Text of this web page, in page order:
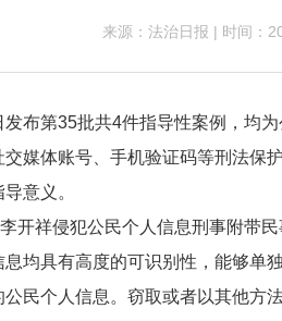
来源：法治日报 | 时间：
第35批共4件指导性案例，均为
媒体账号、手机验证码等刑法保
意义。
祥侵犯公民个人信息刑事附带民
均具有高度的可识别性，能够单
民个人信息。窃取或者以其他方